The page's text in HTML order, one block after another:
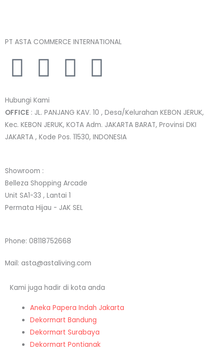
PT ASTA COMMERCE INTERNATIONAL
I
n
s
t
a
g
r
a
m
T
w
i
t
e
r
L
n
k
d
i
n
F
c
e
Hubungi Kami
OFFICE : JL. PANJANG KAV. 10 , Desa/Kelurahan KEBON JERUK,
Kec. KEBON JERUK, KOTA Adm. JAKARTA BARAT, Provinsi DKI
JAKARTA , Kode Pos. 11530, INDONESIA
Showroom :
Belleza Shopping Arcade
Unit SA1-33 , Lantai 1
Permata Hijau - JAK SEL
Phone: 08118752668
Mail: asta@astaliving.com
Kami juga hadir di kota anda
Aneka Papera Indah Jakarta
Dekormart Bandung
Dekormart Surabaya
Dekormart Pontianak